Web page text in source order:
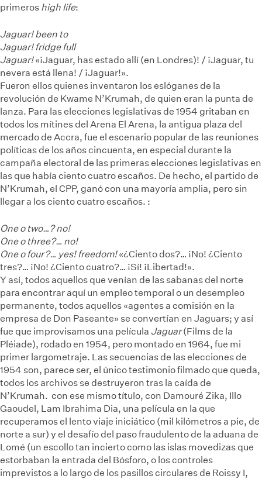
primeros high life:
Jaguar! been to
Jaguar! fridge full
Jaguar! «¡Jaguar, has estado allí (en Londres)! / ¡Jaguar, tu
nevera está llena! / ¡Jaguar!».
Fueron ellos quienes inventaron los eslóganes de la
revolución de Kwame N’Krumah, de quien eran la punta de
lanza. Para las elecciones legislativas de 1954 gritaban en
todos los mítines del Arena El Arena, la antigua plaza del
mercado de Accra, fue el escenario popular de las reuniones
políticas de los años cincuenta, en especial durante la
campaña electoral de las primeras elecciones legislativas en
las que había ciento cuatro escaños. De hecho, el partido de
N’Krumah, el CPP, ganó con una mayoría amplia, pero sin
llegar a los ciento cuatro escaños. :
One o two…? no!
One o three?… no!
One o four?… yes! freedom! «¿Ciento dos?… ¡No! ¿Ciento
tres?… ¡No! ¿Ciento cuatro?… ¡Sí! ¡Libertad!».
Y así, todos aquellos que venían de las sabanas del norte
para encontrar aquí un empleo temporal o un desempleo
permanente, todos aquellos «agentes a comisión en la
empresa de Don Paseante» se convertían en Jaguars; y así
fue que improvisamos una película Jaguar(Films de la
Pléiade), rodado en 1954, pero montado en 1964, fue mi
primer largometraje. Las secuencias de las elecciones de
1954 son, parece ser, el único testimonio filmado que queda,
todos los archivos se destruyeron tras la caída de
N’Krumah. con ese mismo título, con Damouré Zika, Illo
Gaoudel, Lam Ibrahima Dia, una película en la que
recuperamos el lento viaje iniciático (mil kilómetros a pie, de
norte a sur) y el desafío del paso fraudulento de la aduana de
Lomé (un escollo tan incierto como las islas movedizas que
estorbaban la entrada del Bósforo, o los controles
imprevistos a lo largo de los pasillos circulares de Roissy I,